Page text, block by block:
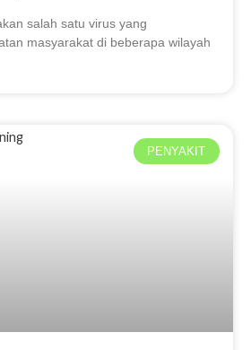
salah satu virus yang
masyarakat di beberapa wilayah
PENYAKIT